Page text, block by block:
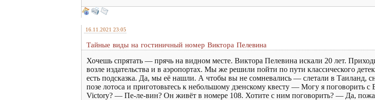
16.11.2021 23:05
Тайные виды на гостиничный номер Виктора Пелевина
Хочешь спрятать — прячь на видном месте. Виктора Пелевина искали 20 лет.
возле издательства и в аэропортах. Мы же решили пойти по пути классического
есть подсказка. Да, мы её нашли. А чтобы вы не сомневались — слетали в Таиланд,
позе лотоса и приготовьтесь к небольшому дзенскому квесту — Могу я
Victory? — Пе-ле-вин? Он живёт в номере 108. Хотите с ним поговорить? — Да,